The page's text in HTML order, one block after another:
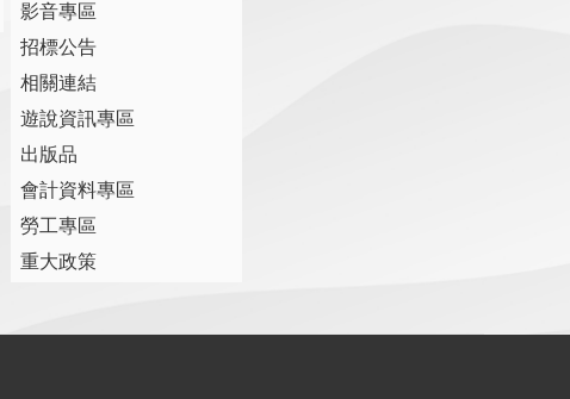
影音專區
招標公告
相關連結
遊說資訊專區
出版品
會計資料專區
勞工專區
重大政策